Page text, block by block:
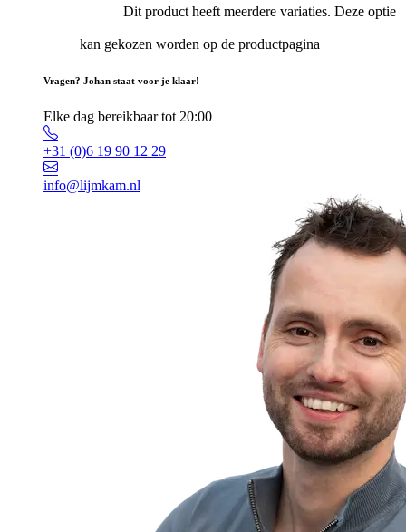
Dit product heeft meerdere variaties. Deze optie
kan gekozen worden op de productpagina
Vragen? Johan staat voor je klaar!
Elke dag bereikbaar tot 20:00
+31 (0)6 19 90 12 29
info@lijmkam.nl